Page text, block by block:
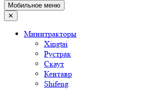
Мобильное меню
✕
Минитракторы
Xingtai
Рустрак
Скаут
Кентавр
Shifeng